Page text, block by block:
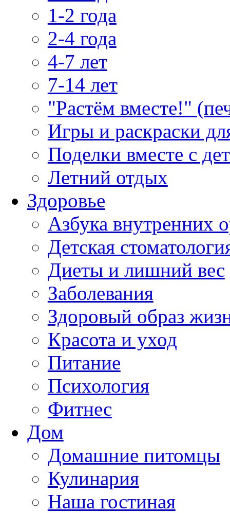
1-2 года
2-4 года
4-7 лет
7-14 лет
"Растём вместе!"
Игры и раскраски
Поделки вместе с
Летний отдых
Здоровье
Азбука внутренних
Детская
Диеты и лишний вес
Заболевания
Здоровый образ
Красота и уход
Питание
Психология
Фитнес
Дом
Домашние питомцы
Кулинария
Наша гостиная